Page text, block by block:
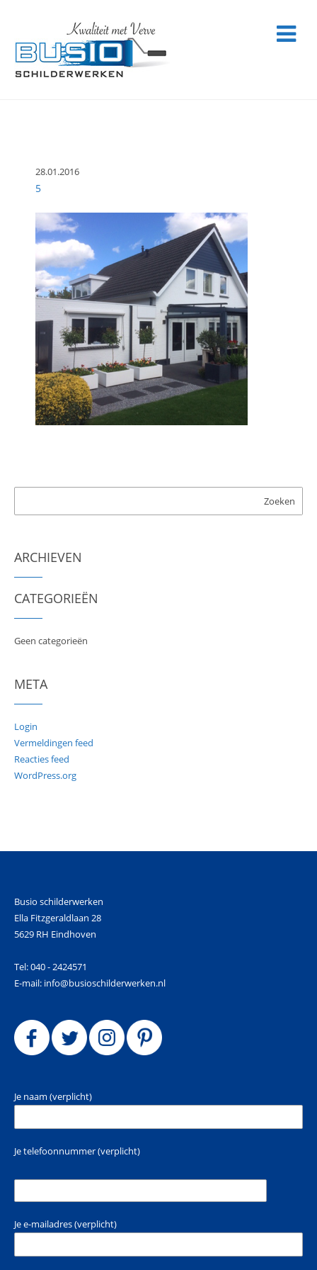
28.01.2016
5
ARCHIEVEN
CATEGORIEËN
Geen categorieën
META
Login
Vermeldingen feed
Reacties feed
WordPress.org
Busio schilderwerken
Ella Fitzgeraldlaan 28
5629 RH Eindhoven
Tel: 040 - 2424571
E-mail: info@busioschilderwerken.nl
Je naam (verplicht)
Je telefoonnummer (verplicht)
Je e-mailadres (verplicht)